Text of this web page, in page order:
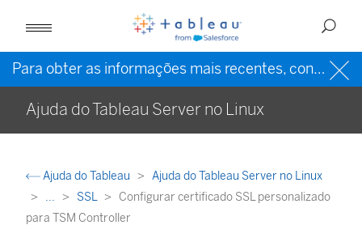
Para obter as informações mais recentes, consulte a
Ajuda do Tableau Server no Linux
Ajuda do Tableau
Ajuda do Tableau Server no Linux
...
SSL
Configurar certificado SSL personalizado
para TSM Controller